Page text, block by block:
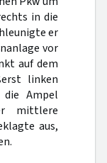
in die
er
vor
auf dem
linken
die Ampel
mittlere
aus,